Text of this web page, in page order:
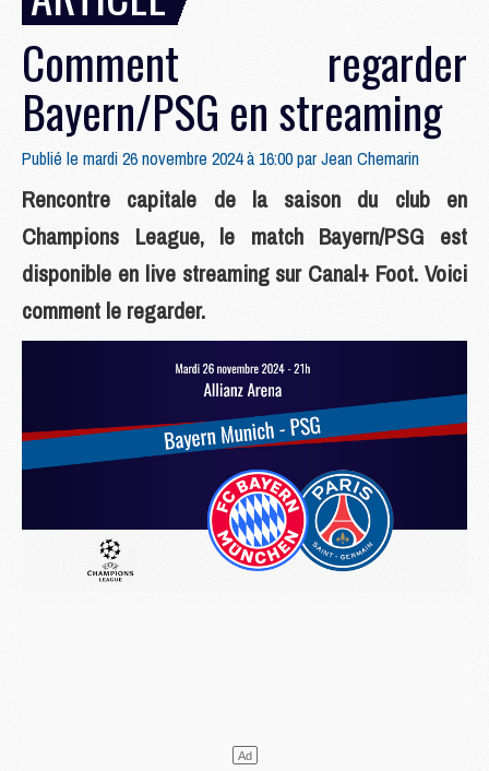
Comment regarder
Bayern/PSG en streaming
Publié le mardi 26 novembre 2024 à 16:00 parJean Chemarin
Rencontre capitale de la saison du club en
Champions League, le match Bayern/PSG est
disponible en live streaming sur Canal+ Foot. Voici
comment le regarder.